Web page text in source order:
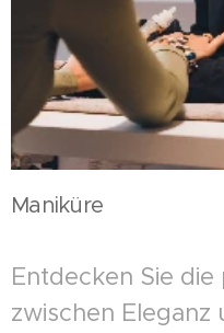
Maniküre
Entdecken Sie
zwischen Eleganz